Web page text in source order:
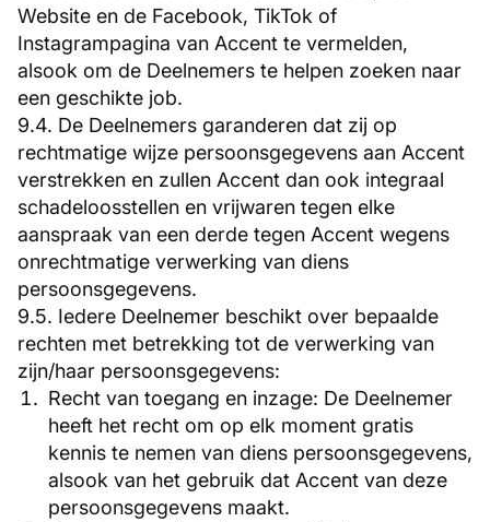
Website en de Facebook, TikTok of
Instagrampagina van Accent te vermelden,
alsook om de Deelnemers te helpen zoeken naar
een geschikte job.
9.4. De Deelnemers garanderen dat zij op
rechtmatige wijze persoonsgegevens aan Accent
verstrekken en zullen Accent dan ook integraal
schadeloosstellen en vrijwaren tegen elke
aanspraak van een derde tegen Accent wegens
onrechtmatige verwerking van diens
persoonsgegevens.
9.5. Iedere Deelnemer beschikt over bepaalde
rechten met betrekking tot de verwerking van
zijn/haar persoonsgegevens:
Recht van toegang en inzage: De Deelnemer
heeft het recht om op elk moment gratis
kennis te nemen van diens persoonsgegevens,
alsook van het gebruik dat Accent van deze
persoonsgegevens maakt.